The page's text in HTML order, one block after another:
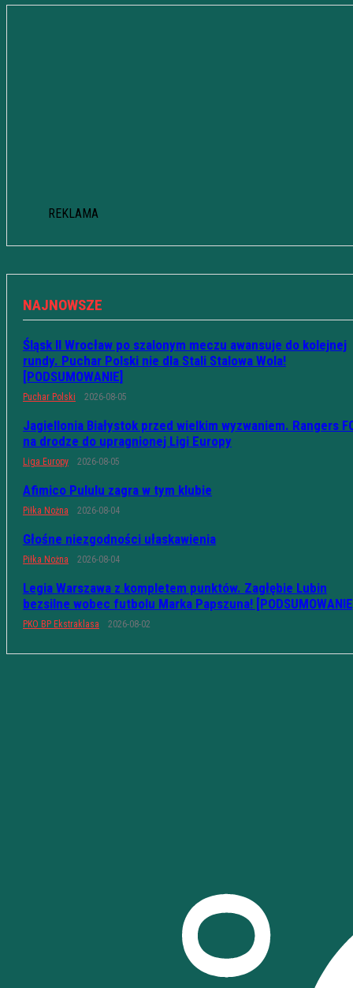
REKLAMA
NAJNOWSZE
Śląsk II Wrocław po szalonym meczu awansuje do kolejnej
rundy. Puchar Polski nie dla Stali Stalowa Wola!
[PODSUMOWANIE]
Puchar Polski 2026-08-05
Jagiellonia Białystok przed wielkim wyzwaniem. Rangers
na drodze do upragnionej Ligi Europy
Liga Europy 2026-08-05
Afimico Pululu zagra w tym klubie
Piłka Nożna 2026-08-04
Głośne niezgodności ułaskawienia
Piłka Nożna 2026-08-04
Legia Warszawa z kompletem punktów. Zagłębie Lubin
bezsilne wobec futbolu Marka Papszuna!
PKO BP Ekstraklasa 2026-08-02